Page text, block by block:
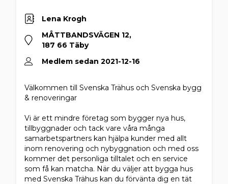
Lena Krogh
MÅTTBANDSVÄGEN 12,
187 66 Täby
Medlem sedan 2021-12-16
Välkommen till Svenska Trähus och Svenska bygg
& renoveringar
Vi är ett mindre företag som bygger nya hus,
tillbyggnader och tack vare våra många
samarbetspartners kan hjälpa kunder med allt
inom renovering och nybyggnation och med oss
kommer det personliga tilltalet och en service
som få kan matcha. När du väljer att bygga hus
med Svenska Trähus kan du förvänta dig en tät